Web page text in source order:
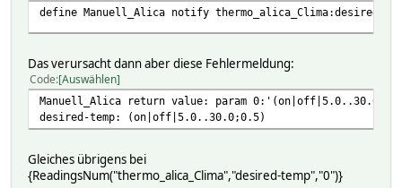
define Manuell_Alica notify thermo_alica_Clima:desired-
Das verursacht dann aber diese Fehlermeldung:
Code Auswählen
Manuell_Alica return value: param
desired-temp: (on|off|5.0..30.0;0.5)
Gleiches übrigens bei
{ReadingsNum("thermo_alica_Clima","desired-temp","0")}